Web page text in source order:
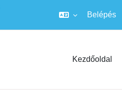
Belépés
Kezdőoldal